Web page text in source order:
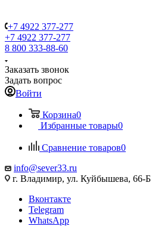
+7 4922 377-277
+7 4922 377-277
8 800 333-88-60
Заказать звонок
Задать вопрос
Войти
Корзина0
Избранные товары0
Сравнение товаров0
info@sever33.ru
г. Владимир, ул. Куйбышева, 66-Б
Вконтакте
Telegram
WhatsApp